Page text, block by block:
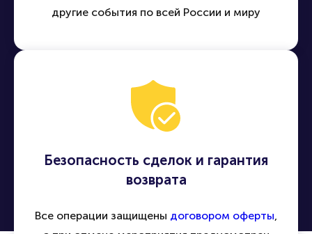
другие события по всей России и миру
Безопасность сделок и гарантия
возврата
Все операции защищены договором оферты,